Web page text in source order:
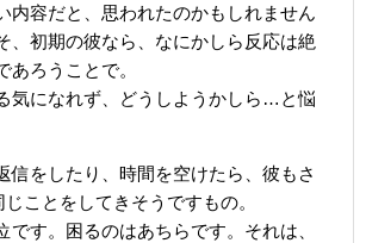
内容だと、思われたのかもしれません
、初期の彼なら、なにかしら反応は絶
あろうことで。
気になれず、どうしようかしら…と悩
信をしたり、時間を空けたら、彼もさ
ことをしてきそうですもの。
です。困るのはあちらです。それは、